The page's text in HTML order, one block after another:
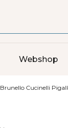
Webshop
Brunello Cucinelli